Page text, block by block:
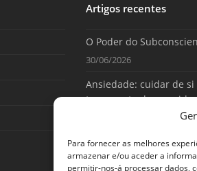
Para fornecer as melhores
armazenar e/ou aceder a
permitir-nos-á processar dados,
Artigos recentes
O Poder do
30/06/2026
Ansiedade: cuidar de
tome conta da sua vida